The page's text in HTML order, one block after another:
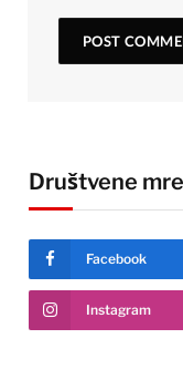
Društvene
Facebook
Instagram